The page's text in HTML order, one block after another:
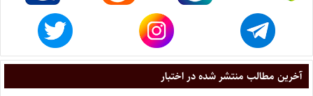
آخرین مطالب منتشر شده در اختبار